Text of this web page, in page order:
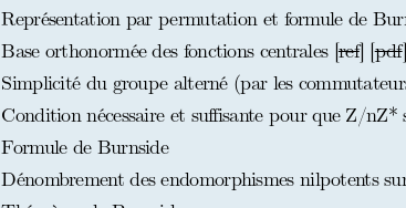
Représentation par permutation et formule de
Base orthonormée des fonctions centrales [ref] [pdf]
Simplicité du groupe alterné (par les
Condition nécessaire et suffisante pour que Z/nZ*
Formule de Burnside
Dénombrement des endomorphismes nilpotents